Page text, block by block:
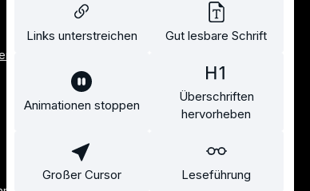
Links unterstreichen Gut lesbare Schrift
Animationen stoppen
Überschriften
hervorheben
Großer Cursor Leseführung